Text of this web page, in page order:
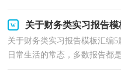
关于财务类实习报告模
关于财务类实习报告模板汇编
日常生活的常态，多数报告都